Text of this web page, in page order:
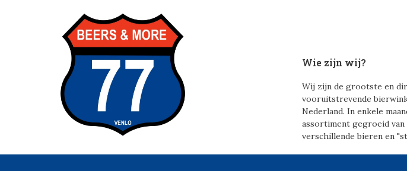
Wie zijn wij?
Wij zijn de grootste en
vooruitstrevende
Nederland. In enkele
assortiment gegroeid van
verschillende bieren en